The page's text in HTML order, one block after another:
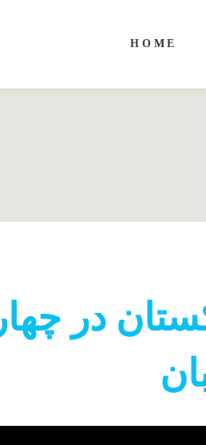
HOME
در چهار